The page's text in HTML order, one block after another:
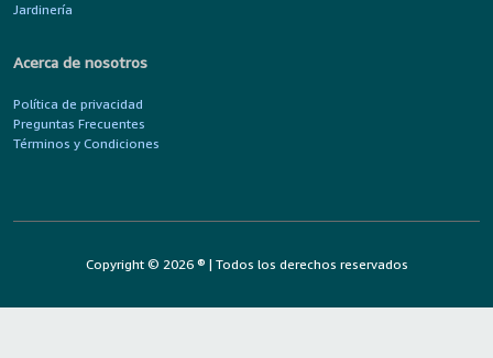
Jardinería
Acerca de nosotros
Política de privacidad
Preguntas Frecuentes
Términos y Condiciones
Copyright © 2026 ® | Todos los derechos reservados